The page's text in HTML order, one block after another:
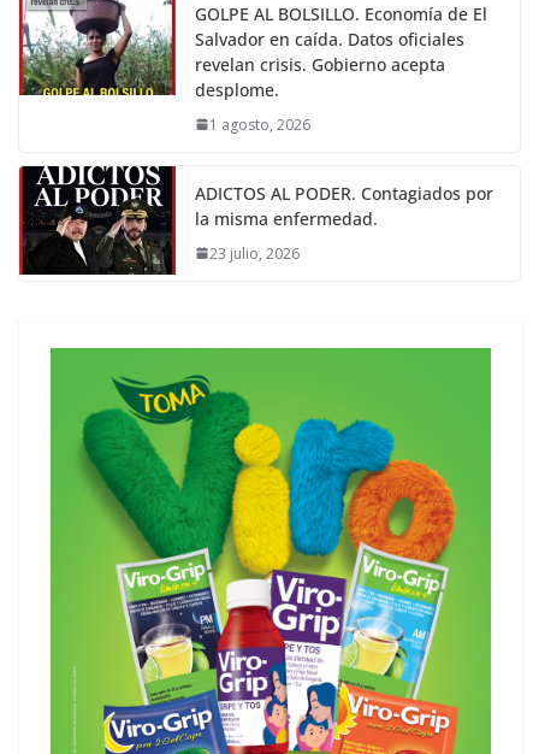
GOLPE AL BOLSILLO. Economía de El
Salvador en caída. Datos oficiales
revelan crisis. Gobierno acepta
desplome.
1 agosto, 2026
ADICTOS AL PODER. Contagiados por
la misma enfermedad.
23 julio, 2026